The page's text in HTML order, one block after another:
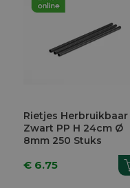
Rietjes Herbruikbaar
Zwart PP H 24cm Ø
8mm 250 Stuks
€ 6.75